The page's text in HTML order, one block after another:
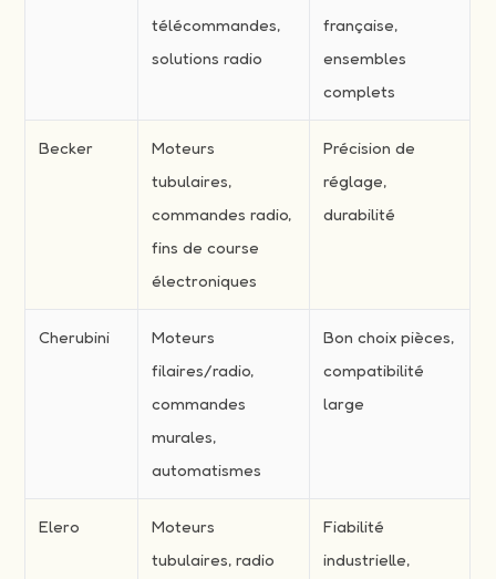
télécommandes,
solutions radio
française,
ensembles
complets
Becker
Moteurs
tubulaires,
commandes radio,
fins de course
électroniques
Précision de
réglage,
durabilité
Cherubini
Moteurs
filaires/radio,
commandes
murales,
automatismes
Bon choix pièces,
compatibilité
large
Elero
Moteurs
tubulaires, radio
Fiabilité
industrielle,